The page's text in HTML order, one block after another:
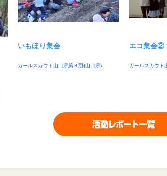
いもほり集会
ガールスカウト山口県第３団(山口県)
エコ集会②
ガールスカウト